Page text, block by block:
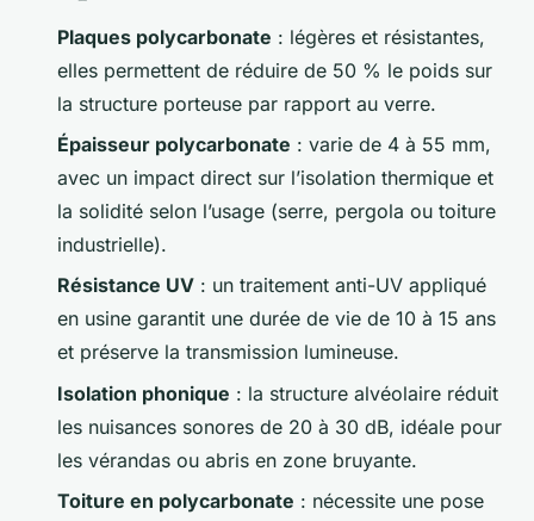
Plaques polycarbonate : légères et résistantes,
elles permettent de réduire de 50 % le poids sur
la structure porteuse par rapport au verre.
Épaisseur polycarbonate : varie de 4 à 55 mm,
avec un impact direct sur l’isolation thermique et
la solidité selon l’usage (serre, pergola ou toiture
industrielle).
Résistance UV : un traitement anti-UV appliqué
en usine garantit une durée de vie de 10 à 15 ans
et préserve la transmission lumineuse.
Isolation phonique : la structure alvéolaire réduit
les nuisances sonores de 20 à 30 dB, idéale pour
les vérandas ou abris en zone bruyante.
Toiture en polycarbonate : nécessite une pose